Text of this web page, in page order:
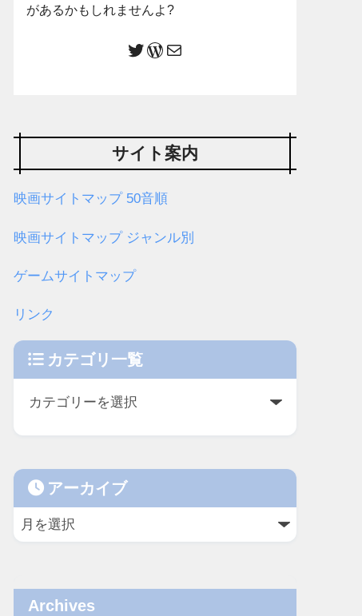
があるかもしれませんよ?
サイト案内
映画サイトマップ 50音順
映画サイトマップ ジャンル別
ゲームサイトマップ
リンク
カテゴリ一覧
アーカイブ
Archives